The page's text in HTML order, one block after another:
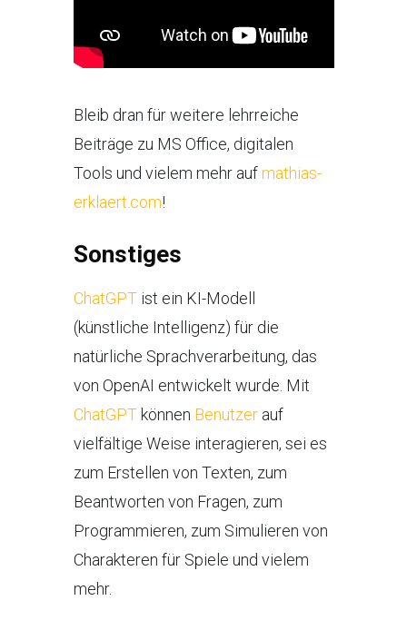
Bleib dran für weitere lehrreiche
Beiträge zu MS Office, digitalen
Tools und vielem mehr aufmathias-
erklaert.com!
Sonstiges
ChatGPTist ein KI-Modell
(künstliche Intelligenz) für die
natürliche Sprachverarbeitung, das
von OpenAI entwickelt wurde. Mit
ChatGPTkönnen Benutzerauf
vielfältige Weise interagieren, sei es
zum Erstellen von Texten, zum
Beantworten von Fragen, zum
Programmieren, zum Simulieren von
Charakteren für Spiele und vielem
mehr.